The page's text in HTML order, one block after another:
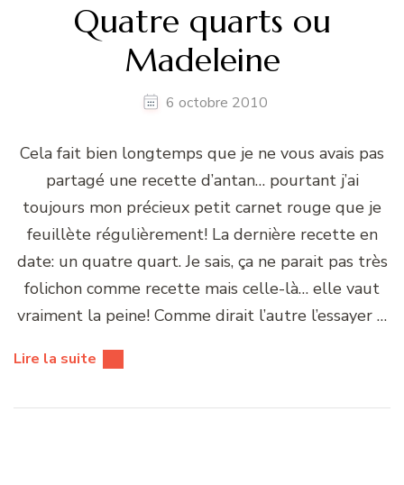
Quatre quarts ou
Madeleine
6 octobre 2010
Cela fait bien longtemps que je ne vous avais pas
partagé une recette d’antan… pourtant j’ai
toujours mon précieux petit carnet rouge que je
feuillète régulièrement! La dernière recette en
date: un quatre quart. Je sais, ça ne parait pas très
folichon comme recette mais celle-là… elle vaut
vraiment la peine! Comme dirait l’autre l’essayer …
Lire la suite